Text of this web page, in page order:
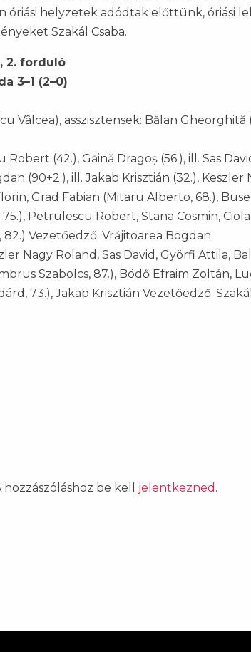
óriási helyzetek adódtak előttünk, óriási
Szakál Csaba.
2. forduló
3–1 (2–0)
Vâlcea), asszisztensek: Bălan Gheorghită
(42.), Găină Dragoș (56.), ill. Sas
(90+2.), ill. Jakab Krisztián (32.), Keszler
Grad Fabian (Mitaru Alberto, 68.),
Petrulescu Robert, Stana Cosmin,
82.) Vezetőedző: Vrăjitoarea Bogdan
Nagy Roland, Sas David, Györfi Attila,
Szabolcs, 87.), Bödő Efraim Zoltán,
73.), Jakab Krisztián Vezetőedző:
be kell jelentkezned .